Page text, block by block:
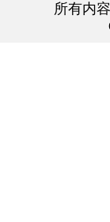
所有内